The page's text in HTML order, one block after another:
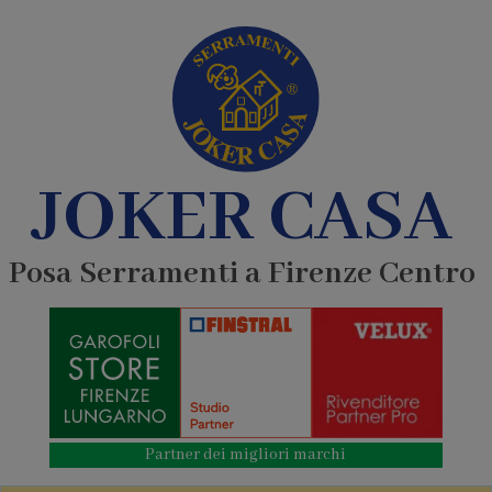
JOKER CASA
Posa Serramenti a Firenze Centro
Partner dei migliori marchi